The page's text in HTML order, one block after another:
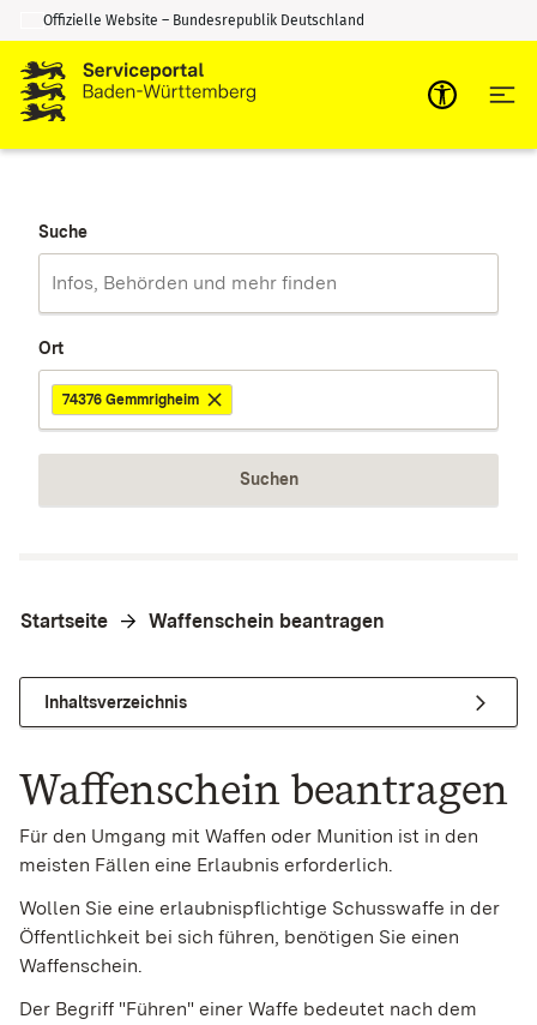
Zum Inhalt springen
Zur Suche springen
Offizielle Website – Bundesrepublik Deutschland
Suche
Ort
74376 Gemmrigheim
Suchen
Startseite Waffenschein beantragen
Inhaltsverzeichnis
Waffenschein beantragen
Für den Umgang mit Waffen oder Munition ist in den
meisten Fällen eine Erlaubnis erforderlich.
Wollen Sie eine erlaubnispflichtige Schusswaffe in der
Öffentlichkeit bei sich führen, benötigen Sie einen
Waffenschein.
Der Begriff "Führen" einer Waffe bedeutet nach dem